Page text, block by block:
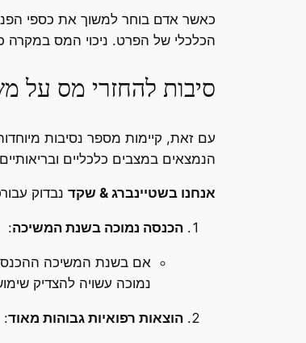
כאשר אדם בוחר למשוך את כספי
הכלכלי של הפרט. ניכוי המס במקרה כזה הוא בשיעור של 35% מסכום המשיכה, אשר מהווה "עונש"
סיבות להחזרי מס על
עם זאת, קיימות מספר נסיבות
הנמצאים במצבים כלכליים
אנחנו בשטיינברג & שקד נבדוק
הכנסה נמוכה בשנת המשיכה:
אם בשנת המשיכה
נמוכה עשויה להצדיק
הוצאות רפואיות גבוהות מאוד: